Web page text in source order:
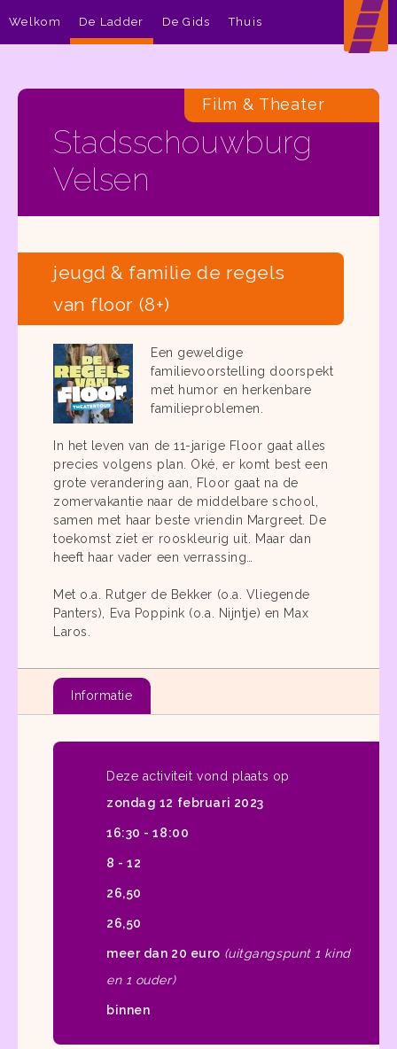
Stadsschouwburg
Velsen
Film & Theater
jeugd & familie de regels
van floor (8+)
Een geweldige
familievoorstelling doorspekt
met humor en herkenbare
familieproblemen.
In het leven van de 11-jarige Floor gaat alles
precies volgens plan. Oké, er komt best een
grote verandering aan, Floor gaat na de
zomervakantie naar de middelbare school,
samen met haar beste vriendin Margreet. De
toekomst ziet er rooskleurig uit. Maar dan
heeft haar vader een verrassing…
Met o.a. Rutger de Bekker (o.a. Vliegende
Panters), Eva Poppink (o.a. Nijntje) en Max
Laros.
Informatie
Deze activiteit vond plaats op
zondag 12 februari 2023
16:30 - 18:00
8 - 12
26,50
26,50
meer dan 20 euro (uitgangspunt 1 kind
en 1 ouder)
binnen
Welkom De Ladder De Gids Thuis